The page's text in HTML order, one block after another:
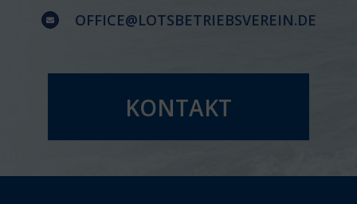
OFFICE@LOTSBETRIEBSVEREIN.DE
KONTAKT